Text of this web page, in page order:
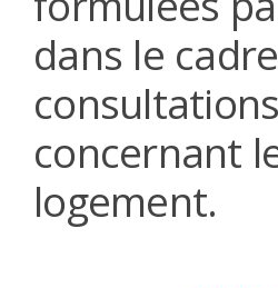
dans le
concernant
logement.